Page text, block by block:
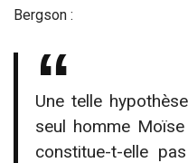
Bergson :
Une telle
seul homme
constitue-t-elle